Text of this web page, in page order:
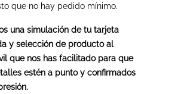
que no hay pedido mínimo.
una simulación de tu tarjeta
y selección de producto al
que nos has facilitado para que
estén a punto y confirmados